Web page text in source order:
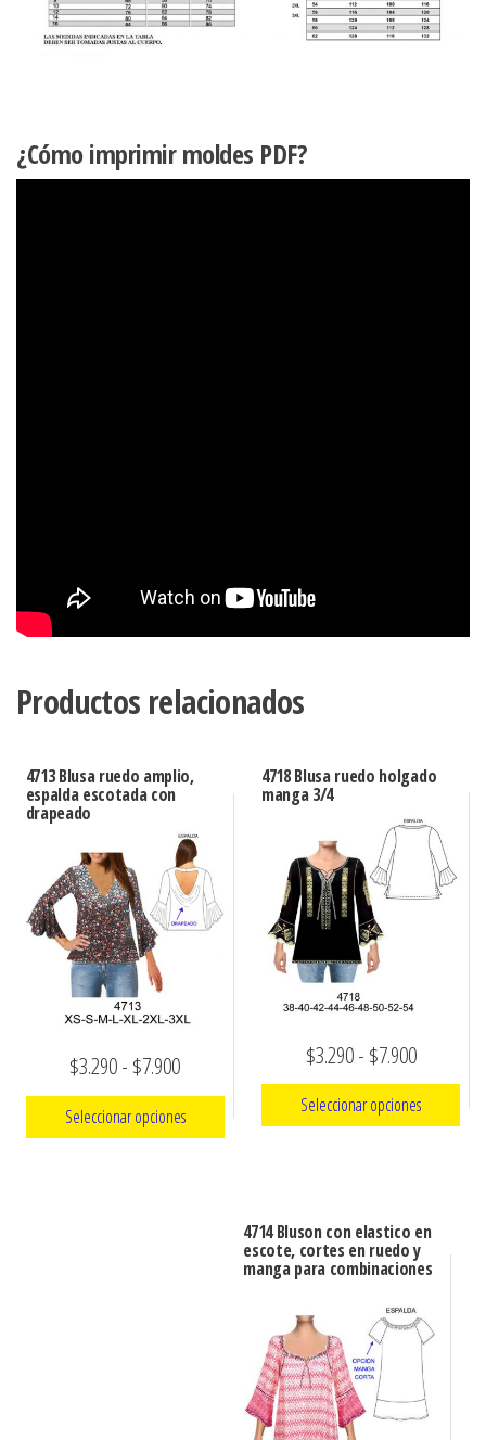
¿Cómo imprimir moldes PDF?
Productos relacionados
4713 Blusa ruedo amplio,
espalda escotada con
drapeado
$3.290- $7.900Rango
de
precios:
Seleccionar opciones
4718 Blusa ruedo holgado
manga 3/4
$3.290- $7.900Rango
de
precios:
hasta
$7.900
Seleccionar opciones
múltiples
variantes.
opciones
se
pueden
4714 Bluson con elastico en
escote, cortes en ruedo y
manga para combinaciones